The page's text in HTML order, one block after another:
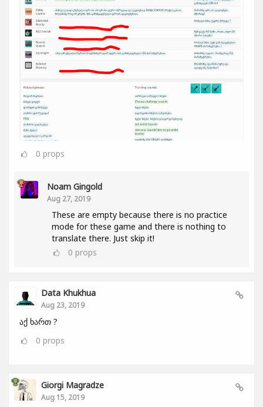
0 props
Noam Gingold
Aug 27, 2019
These are empty because there is no practice
mode for these game and there is nothing to
translate there. Just skip it!
0 props
Data Khukhua
Aug 23, 2019
აქ ხართ ?
0 props
Giorgi Magradze
Aug 15, 2019